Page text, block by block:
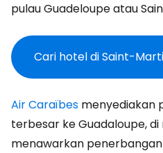
pulau Guadeloupe atau
Cari hotel di Saint-
Air Caraïbes menyediakan
terbesar ke Guadaloupe,
menawarkan